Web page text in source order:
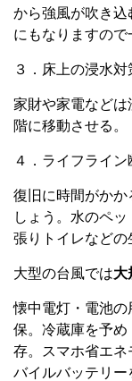
から強風が吹き込
にもなりますので
３．床上の浸水対
家財や家電などは
階に移動させる。
４．ライフライン
復旧に時間がかか
しょう。水のペ
張りトイレなどの
大型の台風では大
懐中電灯・電池
保。冷蔵庫を予
存。スマホ省エ
バイルバッテリー